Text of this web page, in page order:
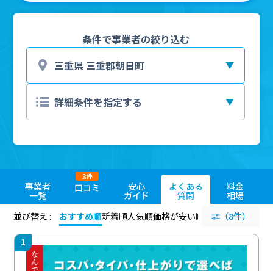
条件で事業者の絞り込む
事業者
一覧
口コミ
3件
安心
ガイド
よくある
質問
料金
相場
並び替え :
おすすめ順新着順人気順価格が安い順 評価が高い順
（8件）
1